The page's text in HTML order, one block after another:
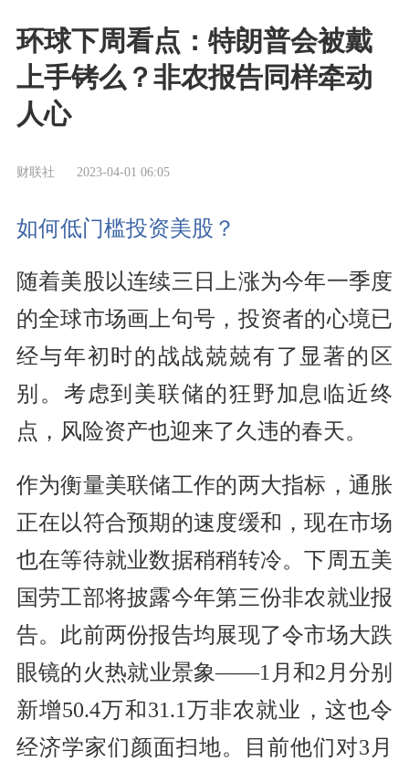
环球下周看点：特朗普会被戴
上手铐么？非农报告同样牵动
人心
财联社 2023-04-01 06:05
如何低门槛投资美股？
随着美股以连续三日上涨为今年一季度
的全球市场画上句号，投资者的心境已
经与年初时的战战兢兢有了显著的区
别。考虑到美联储的狂野加息临近终
点，风险资产也迎来了久违的春天。
作为衡量美联储工作的两大指标，通胀
正在以符合预期的速度缓和，现在市场
也在等待就业数据稍稍转冷。下周五美
国劳工部将披露今年第三份非农就业报
告。此前两份报告均展现了令市场大跌
眼镜的火热就业景象——1月和2月分别
新增50.4万和31.1万非农就业，这也令
经济学家们颜面扫地。目前他们对3月